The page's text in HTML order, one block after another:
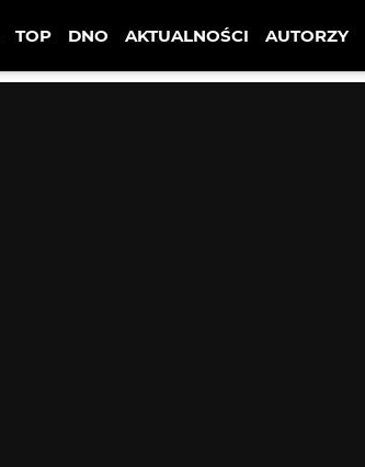
TOP DNO AKTUALNOŚCI AUTORZY